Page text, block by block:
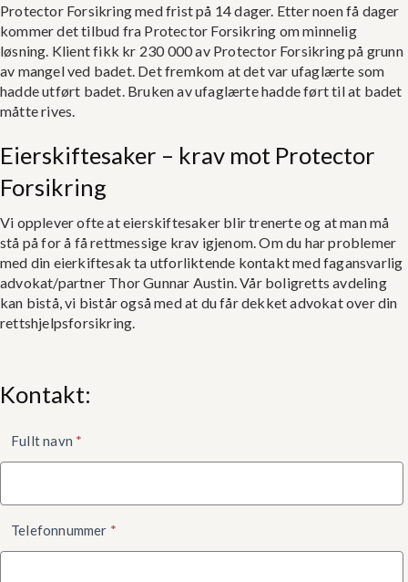
Protector Forsikring med frist på 14 dager. Etter noen få dager
kommer det tilbud fra Protector Forsikring om minnelig
løsning. Klient fikk kr 230 000 av Protector Forsikring på grunn
av mangel ved badet. Det fremkom at det var ufaglærte som
hadde utført badet. Bruken av ufaglærte hadde ført til at badet
måtte rives.
Eierskiftesaker – krav mot Protector
Forsikring
Vi opplever ofte at eierskiftesaker blir trenerte og at man må
stå på for å få rettmessige krav igjenom. Om du har problemer
med din eierkiftesak ta utforliktende kontakt med fagansvarlig
advokat/partner Thor Gunnar Austin. Vår boligretts avdeling
kan bistå, vi bistår også med at du får dekket advokat over din
rettshjelpsforsikring.
Kontakt:
nede
Fullt navn *
Telefonnummer *